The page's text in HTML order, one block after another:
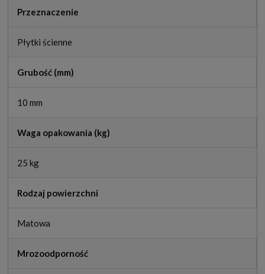
Przeznaczenie
Płytki ścienne
Grubość (mm)
10 mm
Waga opakowania (kg)
25 kg
Rodzaj powierzchni
Matowa
Mrozoodporność